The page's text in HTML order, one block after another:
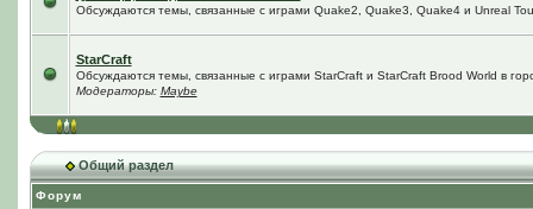
Обсуждаются темы, связанные с играми Quake2, Quake3, Quake4 и Unreal
StarCraft
Обсуждаются темы, связанные с играми StarCraft и StarCraft Brood World в
Модераторы: Maybe
Общий раздел
Форум